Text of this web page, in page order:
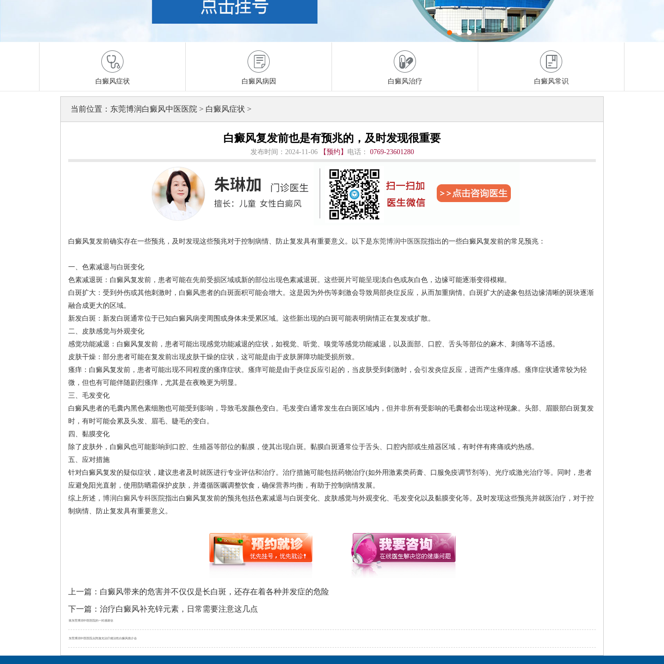
白癜风症状 白癜风病因 白癜风治疗 白癜风常识
当前位置： 东莞博润白癜风中医医院 > 白癜风症状 >
白癜风复发前也是有预兆的，及时发现很重要
发布时间：2024-11-06 【预约】 电话： 0769-23601280
白癜风复发前确实存在一些预兆，及时发现这些预兆对于控制病情、防止复发具有重要意义。以下是东莞博润中医医院指出的一些白癜风复发前的常见预兆：
一、色素减退与白斑变化
色素减退斑：白癜风复发前，患者可能在先前受损区域或新的部位出现色素减退斑。这些斑片可能呈现淡白色或灰白色，边缘可能逐渐变得模糊。
白斑扩大：受到外伤或其他刺激时，白癜风患者的白斑面积可能会增大。这是因为外伤等刺激会导致局部炎症反应，从而加重病情。白斑扩大的迹象包括边缘清晰的斑块逐渐
融合成更大的区域。
新发白斑：新发白斑通常位于已知白癜风病变周围或身体未受累区域。这些新出现的白斑可能表明病情正在复发或扩散。
二、皮肤感觉与外观变化
感觉功能减退：白癜风复发前，患者可能出现感觉功能减退的症状，如视觉、听觉、嗅觉等感觉功能减退，以及面部、口腔、舌头等部位的麻木、刺痛等不适感。
皮肤干燥：部分患者可能在复发前出现皮肤干燥的症状，这可能是由于皮肤屏障功能受损所致。
瘙痒：白癜风复发前，患者可能出现不同程度的瘙痒症状。瘙痒可能是由于炎症反应引起的，当皮肤受到刺激时，会引发炎症反应，进而产生瘙痒感。瘙痒症状通常较为轻
微，但也有可能伴随剧烈瘙痒，尤其是在夜晚更为明显。
三、毛发变化
白癜风患者的毛囊内黑色素细胞也可能受到影响，导致毛发颜色变白。毛发变白通常发生在白斑区域内，但并非所有受影响的毛囊都会出现这种现象。头部、眉眼部白斑复发
时，有时可能会累及头发、眉毛、睫毛的变白。
四、黏膜变化
除了皮肤外，白癜风也可能影响到口腔、生殖器等部位的黏膜，使其出现白斑。黏膜白斑通常位于舌头、口腔内部或生殖器区域，有时伴有疼痛或灼热感。
五、应对措施
针对白癜风复发的疑似症状，建议患者及时就医进行专业评估和治疗。治疗措施可能包括药物治疗(如外用激素类药膏、口服免疫调节剂等)、光疗或激光治疗等。同时，患者
应避免阳光直射，使用防晒霜保护皮肤，并遵循医嘱调整饮食，确保营养均衡，有助于控制病情发展。
综上所述， 博润白癜风专科医院指出白癜风复发前的预兆包括色素减退与白斑变化、皮肤感觉与外观变化、毛发变化以及黏膜变化等。及时发现这些预兆并就医治疗，对于控
制病情、防止复发具有重要意义。
上一篇： 白癜风带来的危害并不仅仅是长白斑，还存在着各种并发症的危险
下一篇： 治疗白癜风补充锌元素，日常需要注意这几点
致东莞博润中医医院的一封感谢信
东莞博润中医医院点阵激光治疗难治性白癜风推介会